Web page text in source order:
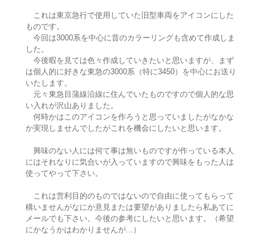
これは東京急行で使用していた旧型車両をアイコンにした
ものです。
今回は3000系を中心に昔のカラーリングも含めて作成しま
した。
今後暇を見ては色々作成していきたいと思いますが、まず
は個人的に好きな東急の3000系（特に3450）を中心にお送り
いたします。
元々東急目蒲線沿線に住んでいたものですので個人的な思
い入れが沢山ありました。
何時かはこのアイコンを作ろうと思っていましたがなかな
か実現しませんでしたがこれを機会にしたいと思います。
興味のない人には何て事は無いものですが作っている本人
にはそれなりに気合いが入っていますので興味をもった人は
使ってやって下さい。
これは営利目的のものではないので自由に使ってもらって
構いませんがなにか意見または要望がありましたら私あてに
メールでも下さい。今後の参考にしたいと思います。（希望
にかなうかはわかりませんが...）